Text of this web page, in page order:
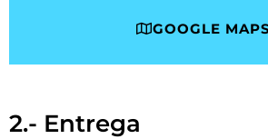
GOOGLE MAPS
2.- Entrega